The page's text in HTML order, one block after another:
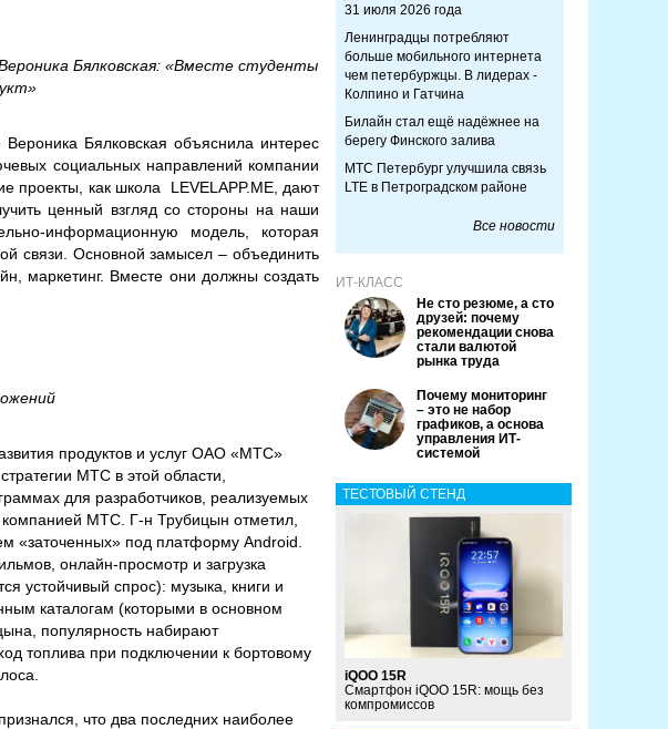
Бялковская: «Вместе студенты
Бялковская объяснила интерес
социальных направлений компании
проекты, как школа LEVELAPP.ME, дают
ценный взгляд со стороны на наши
информационную модель, которая
связи. Основной замысел – объединить
маркетинг. Вместе они должны создать
продуктов и услуг ОАО «МТС»
МТС в этой области,
для разработчиков, реализуемых
МТС. Г-н Трубицын отметил,
«заточенных» под платформу Android.
онлайн-просмотр и загрузка
устойчивый спрос): музыка, книги и
каталогам (которыми в основном
популярность набирают
топлива при подключении к бортовому
что два последних наиболее
31 июля 2026 года
Ленинградцы потребляют
больше мобильного интернета
чем петербуржцы. В лидерах -
Колпино и Гатчина
Билайн стал ещё надёжнее на
берегу Финского залива
МТС Петербург улучшила связь
LTE в Петроградском районе
Все новости
ИТ-КЛАСС
Не сто резюме, а сто
друзей: почему
рекомендации снова
стали валютой
рынка труда
Почему мониторинг
– это не набор
графиков, а основа
управления ИТ-
системой
ТЕСТОВЫЙ СТЕНД
iQOO 15R
Смартфон iQOO 15R: мощь без
компромиссов